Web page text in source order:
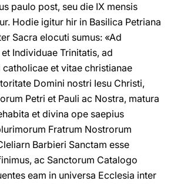
paulo post, seu die IX mensis
Hodie igitur hir in Basilica Petriana
Sacra elocuti sumus: «Ad
Individuae Trinitatis, ad
et vitae christianae
Domini nostri Iesu Christi,
Petri et Pauli ac Nostra, matura
et divina ope saepius
Fratrum Nostrorum
Barbieri Sanctam esse
ac Sanctorum Catalogo
eam in universa Ecclesia inter